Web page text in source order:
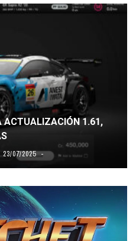
ACTUALIZACIÓN 1.61,
23/07/2025